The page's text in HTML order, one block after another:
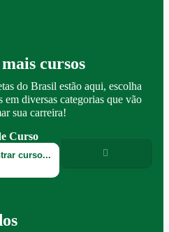
cursos
do Brasil estão aqui, escolha
em diversas categorias que vão
sua carreira!
Curso